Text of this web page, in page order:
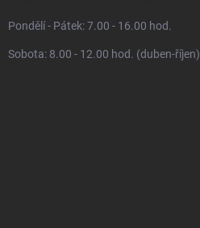
Pondělí - Pátek: 7.00 - 16.00 hod.
Sobota: 8.00 - 12.00 hod. (duben-říjen)